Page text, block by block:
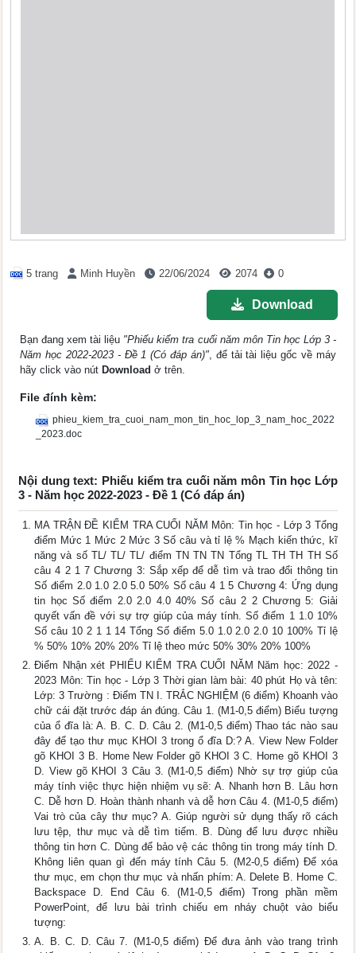
5 trang Minh Huyền 22/06/2024 2074 0
Download
Bạn đang xem tài liệu "Phiếu kiểm tra cuối năm môn Tin học Lớp 3 -
Năm học 2022-2023 - Đề 1 (Có đáp án)", để tải tài liệu gốc về máy
hãy click vào nút Download ở trên.
File đính kèm:
phieu_kiem_tra_cuoi_nam_mon_tin_hoc_lop_3_nam_hoc_2022
_2023.doc
Nội dung text: Phiếu kiểm tra cuối năm môn Tin học Lớp
3 - Năm học 2022-2023 - Đề 1 (Có đáp án)
MA TRẬN ĐỀ KIỂM TRA CUỐI NĂM Môn: Tin học - Lớp 3 Tổng
điểm Mức 1 Mức 2 Mức 3 Số câu và tỉ lệ % Mạch kiến thức, kĩ
năng và số TL/ TL/ TL/ điểm TN TN TN Tổng TL TH TH TH Số
câu 4 2 1 7 Chương 3: Sắp xếp để dễ tìm và trao đổi thông tin
Số điểm 2.0 1.0 2.0 5.0 50% Số câu 4 1 5 Chương 4: Ứng dụng
tin học Số điểm 2.0 2.0 4.0 40% Số câu 2 2 Chương 5: Giải
quyết vấn đề với sự trợ giúp của máy tính. Số điểm 1 1.0 10%
Số câu 10 2 1 1 14 Tổng Số điểm 5.0 1.0 2.0 2.0 10 100% Tỉ lệ
% 50% 10% 20% 20% Tỉ lệ theo mức 50% 30% 20% 100%
Điểm Nhận xét PHIẾU KIỂM TRA CUỐI NĂM Năm học: 2022 -
2023 Môn: Tin học - Lớp 3 Thời gian làm bài: 40 phút Họ và tên:
Lớp: 3 Trường : Điểm TN I. TRẮC NGHIỆM (6 điểm) Khoanh vào
chữ cái đặt trước đáp án đúng. Câu 1. (M1-0,5 điểm) Biểu tượng
của ổ đĩa là: A. B. C. D. Câu 2. (M1-0,5 điểm) Thao tác nào sau
đây để tạo thư mục KHOI 3 trong ổ đĩa D:? A. View New Folder
gõ KHOI 3 B. Home New Folder gõ KHOI 3 C. Home gõ KHOI 3
D. View gõ KHOI 3 Câu 3. (M1-0,5 điểm) Nhờ sự trợ giúp của
máy tính việc thực hiện nhiệm vụ sẽ: A. Nhanh hơn B. Lâu hơn
C. Dễ hơn D. Hoàn thành nhanh và dễ hơn Câu 4. (M1-0,5 điểm)
Vai trò của cây thư mục? A. Giúp người sử dụng thấy rõ cách
lưu tệp, thư mục và dễ tìm tiếm. B. Dùng để lưu được nhiều
thông tin hơn C. Dùng để bảo vệ các thông tin trong máy tính D.
Không liên quan gì đến máy tính Câu 5. (M2-0,5 điểm) Để xóa
thư mục, em chọn thư mục và nhấn phím: A. Delete B. Home C.
Backspace D. End Câu 6. (M1-0,5 điểm) Trong phần mềm
PowerPoint, để lưu bài trình chiếu em nháy chuột vào biểu
tượng:
A. B. C. D. Câu 7. (M1-0,5 điểm) Để đưa ảnh vào trang trình